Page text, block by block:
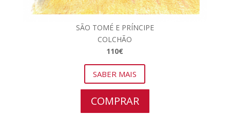
SÃO TOMÉ E PRÍNCIPE
COLCHÃO
110€
SABER MAIS
COMPRAR